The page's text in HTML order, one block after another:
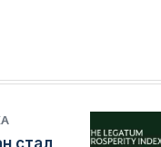
стал